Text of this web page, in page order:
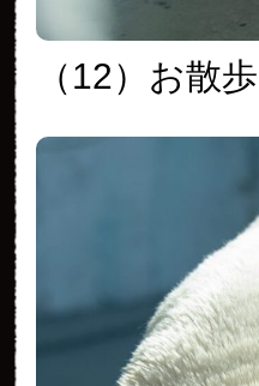
（12）お散